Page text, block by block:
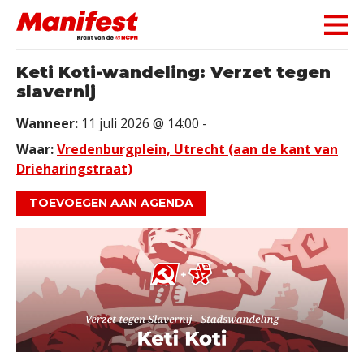
Skip navigation
Keti Koti-wandeling: Verzet tegen
slavernij
Wanneer: 11 juli 2026 @ 14:00 -
Waar:Vredenburgplein, Utrecht (aan de kant van
Drieharingstraat)
TOEVOEGEN AAN AGENDA